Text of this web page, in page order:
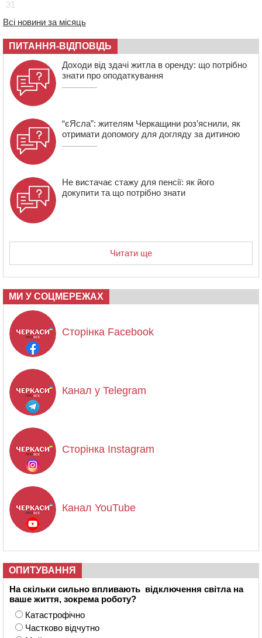
сплатили на Черкащині
06 СЕРПНЯ 2026, ЧЕТВЕР
21:13 Вісім медалей, з яких чотири золоті: черкаські
спортсмени тріумфували на чемпіонаті України
31
Всі новини за місяць
ПИТАННЯ-ВІДПОВІДЬ
Доходи від здачі житла в оренду: що потрібно
знати про оподаткування
“єЯсла”: жителям Черкащини роз’яснили, як
отримати допомогу для догляду за дитиною
Не вистачає стажу для пенсії: як його
докупити та що потрібно знати
Читати ще
МИ У СОЦМЕРЕЖАХ
Сторінка Facebook
Канал у Telegram
Сторінка Instagram
Канал YouTube
ОПИТУВАННЯ
На скільки сильно впливають відключення світла на
ваше життя, зокрема роботу?
Катастрофічно
Частково відчутно